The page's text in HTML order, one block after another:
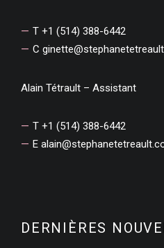
T +1 (514) 388-6442
C
Alain Tétrault – Assistant
T +1 (514) 388-6442
E
DERNIÈRES